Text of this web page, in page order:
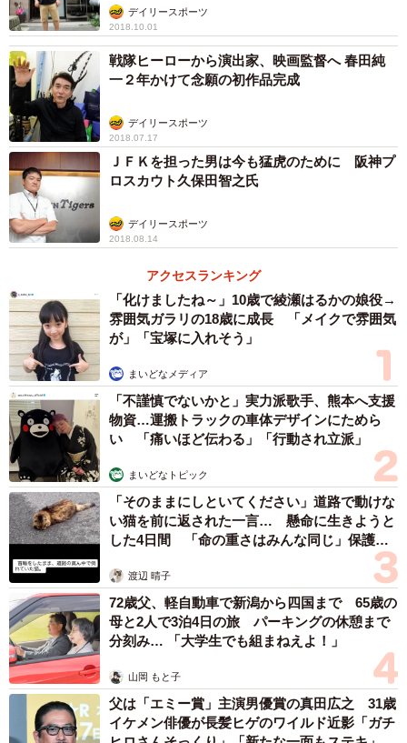
デイリースポーツ
2018.10.01
戦隊ヒーローから演出家、映画監督へ 春田純
一２年かけて念願の初作品完成
デイリースポーツ
2018.07.17
ＪＦＫを担った男は今も猛虎のために 阪神プ
ロスカウト久保田智之氏
デイリースポーツ
2018.08.14
アクセスランキング
「化けましたね～」10歳で綾瀬はるかの娘役→
雰囲気ガラリの18歳に成長 「メイクで雰囲気
が」「宝塚に入れそう」
まいどなメディア
「不謹慎でないかと」実力派歌手、熊本へ支援
物資…運搬トラックの車体デザインにためら
い 「痛いほど伝わる」「行動され立派」
まいどなトピック
「そのままにしといてください」道路で動けな
い猫を前に返された一言… 懸命に生きようと
した4日間 「命の重さはみんな同じ」保護団
渡辺 晴子
72歳父、軽自動車で新潟から四国まで 65歳の
母と2人で3泊4日の旅 パーキングの休憩まで
分刻み… 「大学生でも組まねえよ！」
山岡 もと子
父は「エミー賞」主演男優賞の真田広之 31歳
イケメン俳優が長髪ヒゲのワイルド近影「ガチ